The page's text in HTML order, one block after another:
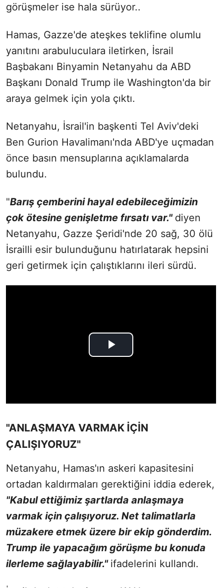
görüşmeler ise hala sürüyor..
Hamas, Gazze'de ateşkes teklifine olumlu
yanıtını arabuluculara iletirken, İsrail
Başbakanı Binyamin Netanyahu da ABD
Başkanı Donald Trump ile Washington'da bir
araya gelmek için yola çıktı.
Netanyahu, İsrail'in başkenti Tel Aviv'deki
Ben Gurion Havalimanı'nda ABD'ye uçmadan
önce basın mensuplarına açıklamalarda
bulundu.
"Barış çemberini hayal edebileceğimizin
çok ötesine genişletme fırsatı var." diyen
Netanyahu, Gazze Şeridi'nde 20 sağ, 30 ölü
İsrailli esir bulunduğunu hatırlatarak hepsini
geri getirmek için çalıştıklarını ileri sürdü.
"ANLAŞMAYA VARMAK İÇİN
ÇALIŞIYORUZ"
Netanyahu, Hamas'ın askeri kapasitesini
ortadan kaldırmaları gerektiğini iddia ederek,
"Kabul ettiğimiz şartlarda anlaşmaya
varmak için çalışıyoruz. Net talimatlarla
müzakere etmek üzere bir ekip gönderdim.
Trump ile yapacağım görüşme bu konuda
ilerleme sağlayabilir." ifadelerini kullandı.